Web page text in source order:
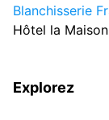
Blanchisserie
Hôtel la
Explorez